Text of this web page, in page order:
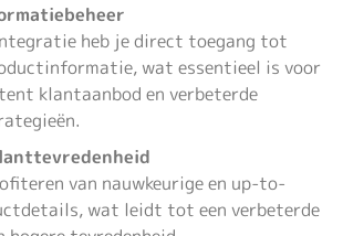
heb je direct toegang tot
wat essentieel is voor
klantaanbod en verbeterde
van nauwkeurige en up-to-
wat leidt tot een verbeterde